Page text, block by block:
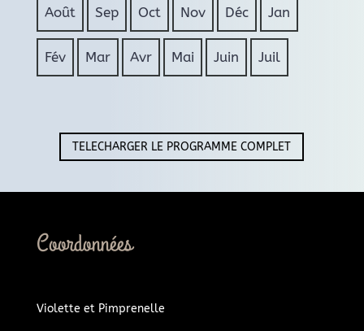
Août Sep Oct Nov Déc Jan
Fév Mar Avr Mai Juin Juil
TELECHARGER LE PROGRAMME COMPLET
Coordonnées
Violette et Pimprenelle